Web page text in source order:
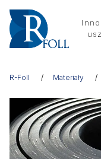
R-Foll Materiały